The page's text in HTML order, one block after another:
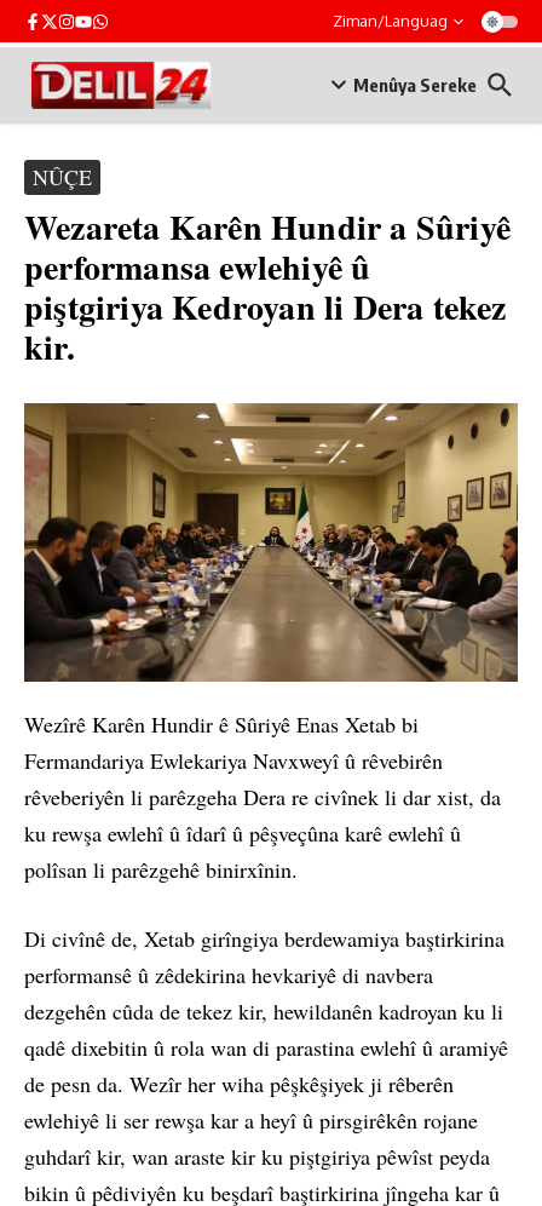
Skip to content Ziman/Languag
Menûya Sereke
NÛÇE
Wezareta Karên Hundir a Sûriyê
performansa ewlehiyê û
piştgiriya Kedroyan li Dera tekez
kir.
Wezîrê Karên Hundir ê Sûriyê Enas Xetab bi
Fermandariya Ewlekariya Navxweyî û rêvebirên
rêveberiyên li parêzgeha Dera re civînek li dar xist, da
ku rewşa ewlehî û îdarî û pêşveçûna karê ewlehî û
polîsan li parêzgehê binirxînin.
Di civînê de, Xetab girîngiya berdewamiya baştirkirina
performansê û zêdekirina hevkariyê di navbera
dezgehên cûda de tekez kir, hewildanên kadroyan ku li
qadê dixebitin û rola wan di parastina ewlehî û aramiyê
de pesn da. Wezîr her wiha pêşkêşiyek ji rêberên
ewlehiyê li ser rewşa kar a heyî û pirsgirêkên rojane
guhdarî kir, wan araste kir ku piştgiriya pêwîst peyda
bikin û pêdiviyên ku beşdarî baştirkirina jîngeha kar û